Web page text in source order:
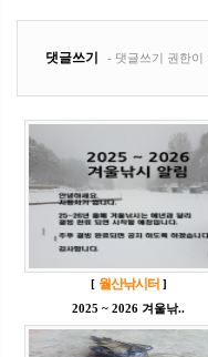
[ 월산낚시터 ]
2025 ~ 2026 겨울낚..